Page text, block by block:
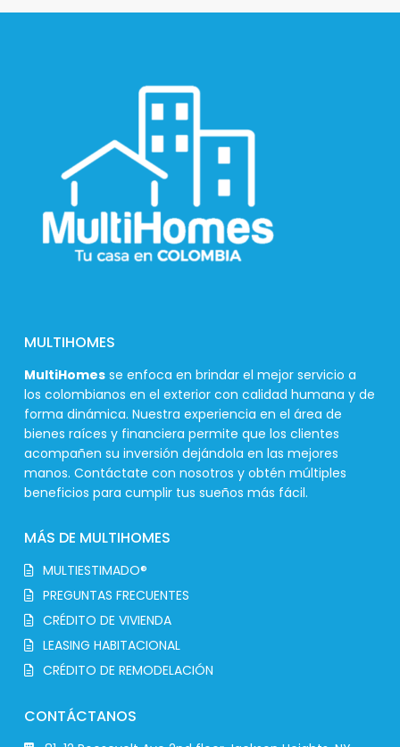
MULTIHOMES
MultiHomes se enfoca en brindar el mejor servicio a
los colombianos en el exterior con calidad humana y de
forma dinámica. Nuestra experiencia en el área de
bienes raíces y financiera permite que los clientes
acompañen su inversión dejándola en las mejores
manos. Contáctate con nosotros y obtén múltiples
beneficios para cumplir tus sueños más fácil.
MÁS DE MULTIHOMES
MULTIESTIMADO®
PREGUNTAS FRECUENTES
CRÉDITO DE VIVIENDA
LEASING HABITACIONAL
CRÉDITO DE REMODELACIÓN
CONTÁCTANOS